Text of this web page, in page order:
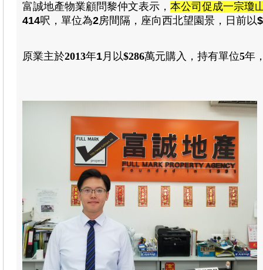
富誠地產物業顧問黎仲文表示， 本公司促成一宗瓊
414呎，單位為2房間隔，座向西北望園景 ，日前以
原業主於2013年1月以$286萬元購入 ， 持有單位5年